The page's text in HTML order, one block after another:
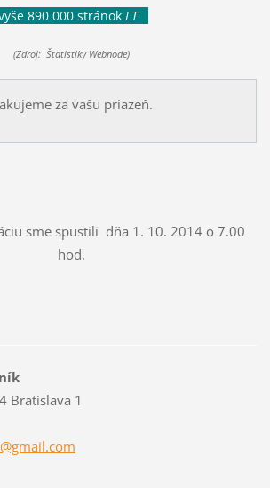
890 000 stránok LT
(Zdroj: Štatistiky Webnode)
za vašu priazeň.
sme spustili dňa 1. 10. 2014 o 7.00
hod.
Bratislava 1
l.com